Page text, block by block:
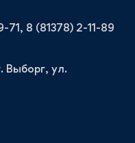
71, 8 (81378) 2-11-89
Выборг, ул.